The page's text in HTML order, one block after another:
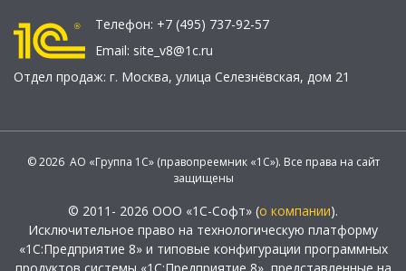
Телефон: +7 (495) 737-92-57
Email: site_v8@1c.ru
Отдел продаж: г. Москва, улица Селезнёвская, дом 21
© 2026 АО «Группа 1С» (правопреемник «1С»). Все права на сайт
защищены
© 2011- 2026 ООО «1С-Софт» (о компании).
Исключительное право на технологическую платформу
«1С:Предприятие 8» и типовые конфигурации программных